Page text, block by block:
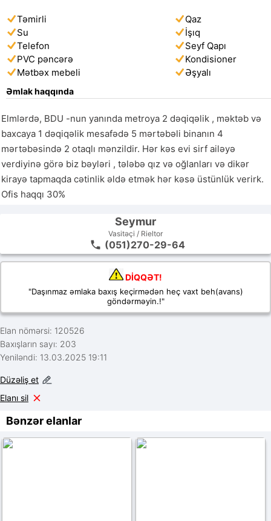
Təmirli
Qaz
Su
İşıq
Telefon
Seyf Qapı
PVC pəncərə
Kondisioner
Mətbəx mebeli
Əşyalı
Əmlak haqqında
Elmlərdə, BDU -nun yanında metroya 2 dəqiqəlik , məktəb və
baxcaya 1 dəqiqəlik mesafədə 5 mərtəbəli binanın 4
mərtəbəsində 2 otaqlı mənzildir. Hər kəs evi sirf ailəyə
verdiyinə görə biz bəyləri , tələbə qız və oğlanları və dikər
kirayə tapmaqda cətinlik əldə etmək hər kəsə üstünlük verirk.
Ofis haqqı 30%
Seymur
Vasitəçi / Rieltor
(051)270-29-64
DİQQƏT!
"Daşınmaz əmlaka baxış keçirmədən heç vaxt beh(avans)
göndərməyin.!"
Elan nömərsi: 120526
Baxışların sayı: 203
Yeniləndi: 13.03.2025 19:11
Düzəliş et
Elanı sil
Bənzər elanlar